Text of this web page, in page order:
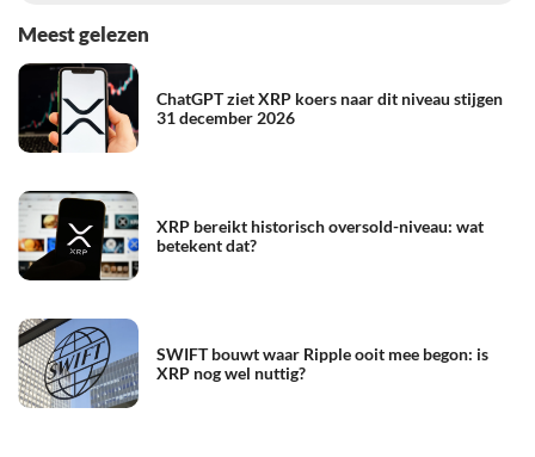
Meest gelezen
ChatGPT ziet XRP koers naar dit niveau stijgen
31 december 2026
XRP bereikt historisch oversold-niveau: wat
betekent dat?
SWIFT bouwt waar Ripple ooit mee begon: is
XRP nog wel nuttig?